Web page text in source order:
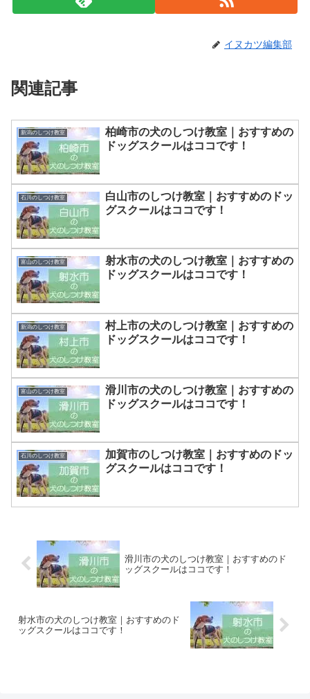
イヌカツ編集部
関連記事
新潟のしつけ教室
柏崎市の犬のしつけ教室｜おすすめの
ドッグスクールはココです！
石川のしつけ教室
白山市のしつけ教室｜おすすめのドッ
グスクールはココです！
富山のしつけ教室
射水市の犬のしつけ教室｜おすすめの
ドッグスクールはココです！
新潟のしつけ教室
村上市の犬のしつけ教室｜おすすめの
ドッグスクールはココです！
富山のしつけ教室
滑川市の犬のしつけ教室｜おすすめの
ドッグスクールはココです！
石川のしつけ教室
加賀市のしつけ教室｜おすすめのドッ
グスクールはココです！
滑川市の犬のしつけ教室｜おすすめのド
ッグスクールはココです！
射水市の犬のしつけ教室｜おすすめのド
ッグスクールはココです！